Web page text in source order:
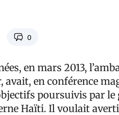
0
en mars 2013,
en conférence
poursuivis par
Haïti. Il voulait